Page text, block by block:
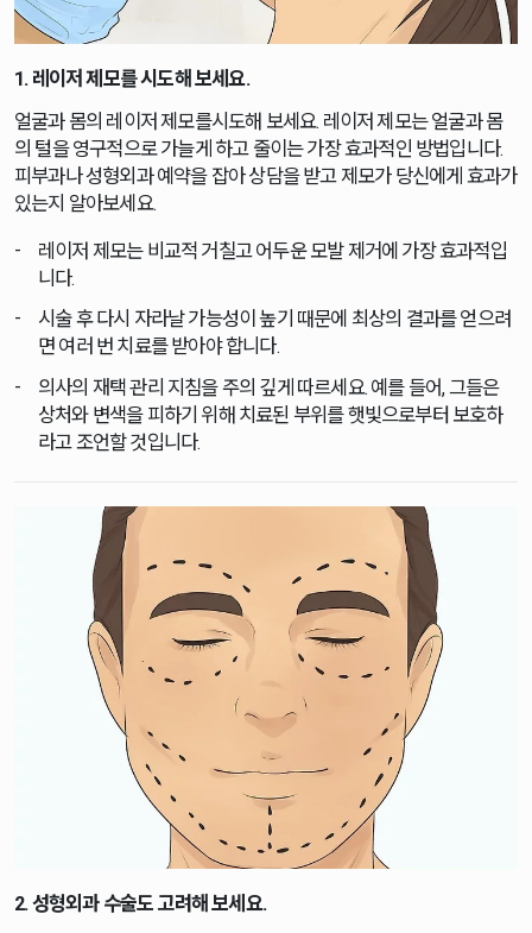
1. 레이저 제모를 시도해 보세요.
얼굴과 몸의 레이저 제모를시도해 보세요. 레이저 제모는 얼굴과 몸
의 털을 영구적으로 가늘게 하고 줄이는 가장 효과적인 방법입니다.
피부과나 성형외과 예약을 잡아 상담을 받고 제모가 당신에게 효과가
있는지 알아보세요.
레이저 제모는 비교적 거칠고 어두운 모발 제거에 가장 효과적입
니다.
시술 후 다시 자라날 가능성이 높기 때문에 최상의 결과를 얻으려
면 여러 번 치료를 받아야 합니다.
의사의 재택 관리 지침을 주의 깊게 따르세요. 예를 들어, 그들은
상처와 변색을 피하기 위해 치료된 부위를 햇빛으로부터 보호하
라고 조언할 것입니다.
2. 성형외과 수술도 고려해 보세요.